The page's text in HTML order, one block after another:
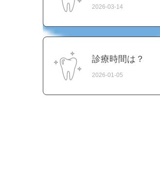
ルーム
2026-03-14
診療時間は？
2026-01-05